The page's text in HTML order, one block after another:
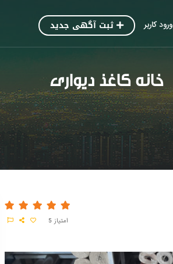
ورود کاربر ثبت آگهی جدید
خانه کاغذ دیواری
امتیاز 5